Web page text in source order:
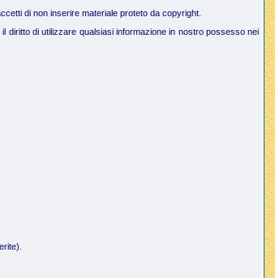
di non inserire materiale proteto da copyright.
diritto di utilizzare qualsiasi informazione in nostro possesso nei